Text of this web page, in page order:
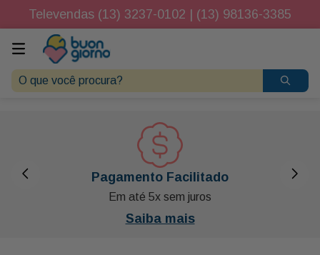
Televendas (13) 3237-0102 | (13) 98136-3385
O que você procura?
Pagamento Facilitado
Em até 5x sem juros
Saiba mais